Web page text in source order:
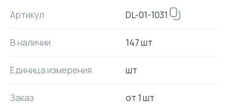
Артикул DL-01-1031
В наличии 147 шт
Единица измерения шт
Заказ от 1 шт